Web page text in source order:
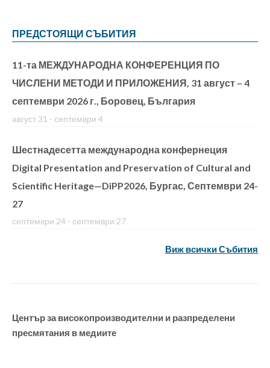
ПРЕДСТОЯЩИ СЪБИТИЯ
11-та МЕЖДУНАРОДНА КОНФЕРЕНЦИЯ ПО
ЧИСЛЕНИ МЕТОДИ И ПРИЛОЖЕНИЯ, 31 август – 4
септември 2026 г., Боровец, България
август 31 - септември 4
Шестнадесетта международна конфернеция
Digital Presentation and Preservation of Cultural and
Scientific Heritage—DiPP2026, Бургас, Септември 24-
27
септември 24 - септември 27
Виж всички Събития
Център за високопроизводителни и разпределени
пресмятания в медиите